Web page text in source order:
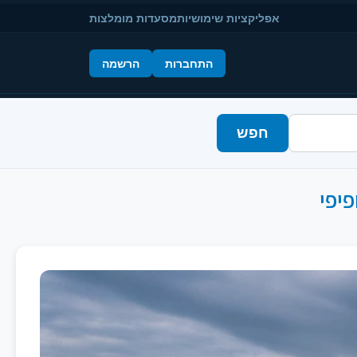
אפליקציות שימושיותמסעדות מומלצות
התחברות הרשמה
חפש